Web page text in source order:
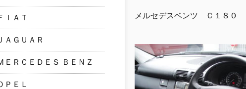
ＩＡＴ
ＪＡＧＵＡＲ
ＥＲＣＥＤＥＳ ＢＥＮＺ
ＰＥＬ
メルセデスベンツ Ｃ１８０